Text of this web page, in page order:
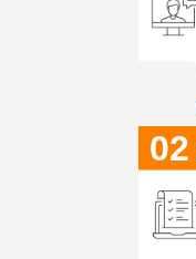
02